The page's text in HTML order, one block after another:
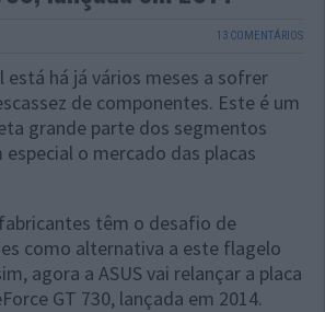
13 COMENTÁRIOS
há já vários meses a sofrer
de componentes. Este é um
grande parte dos segmentos
o mercado das placas
têm o desafio de
como alternativa a este flagelo
agora a ASUS vai relançar a placa
GT 730, lançada em 2014.